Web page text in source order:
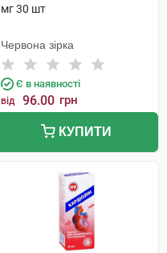
мг 30 шт
Червона зірка
Є в наявності
від 96.00 грн
КУПИТИ